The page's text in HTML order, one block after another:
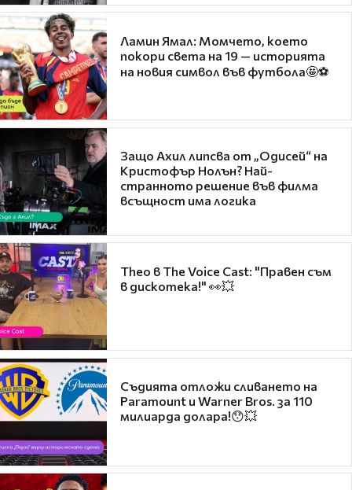
Ламин Ямал: Момчето, което
покори света на 19 — историята
на новия символ във футбола🤩⚽
Защо Ахил липсва от „Одисей“ на
Кристофър Нолън? Най-
странното решение във филма
всъщност има логика
Theo в The Voice Cast: "Правен съм
в дискотека!" 👀💥
Съдията отложи сливането на
Paramount и Warner Bros. за 110
милиарда долара!😯💥